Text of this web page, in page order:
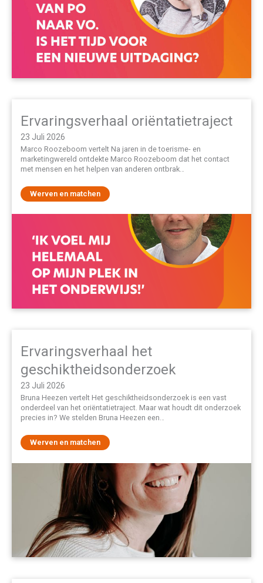
Ervaringsverhaal oriëntatietraject
23 Juli 2026
Marco Roozeboom vertelt Na jaren in de toerisme- en
marketingwereld ontdekte Marco Roozeboom dat het contact
met mensen en het helpen van anderen ontbrak…
Werven en matchen
Ervaringsverhaal het
geschiktheidsonderzoek
23 Juli 2026
Bruna Heezen vertelt Het geschiktheidsonderzoek is een vast
onderdeel van het oriëntatietraject. Maar wat houdt dit onderzoek
precies in? We stelden Bruna Heezen een…
Werven en matchen